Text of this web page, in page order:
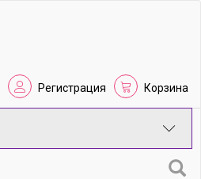
Регистрация Корзина